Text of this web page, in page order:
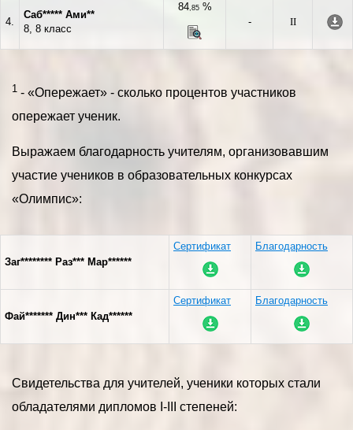
4.
Саб***** Ами**
8, 8 класс
84,85%
-
II
1 - «Опережает» - сколько процентов участников
опережает ученик.
Выражаем благодарность учителям, организовавшим
участие учеников в образовательных конкурсах
«Олимпис»:
Заг******** Раз*** Мар******
Сертификат Благодарность
Фай******* Дин*** Кад******
Сертификат Благодарность
Свидетельства для учителей, ученики которых стали
обладателями дипломов I-III степеней: